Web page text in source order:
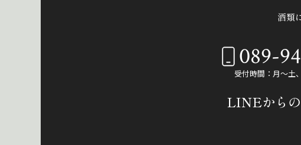
酒類
089-
受付時間：月～土
LINEから